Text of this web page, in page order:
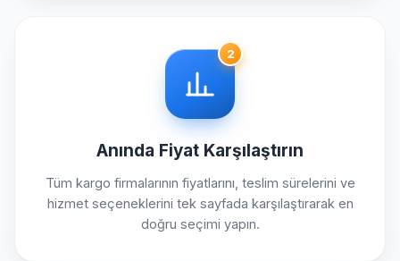
2
Anında Fiyat Karşılaştırın
Tüm kargo firmalarının fiyatlarını, teslim sürelerini ve
hizmet seçeneklerini tek sayfada karşılaştırarak en
doğru seçimi yapın.